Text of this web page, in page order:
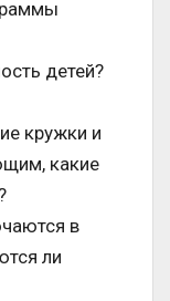
детей?
кружки и
какие
в
ли